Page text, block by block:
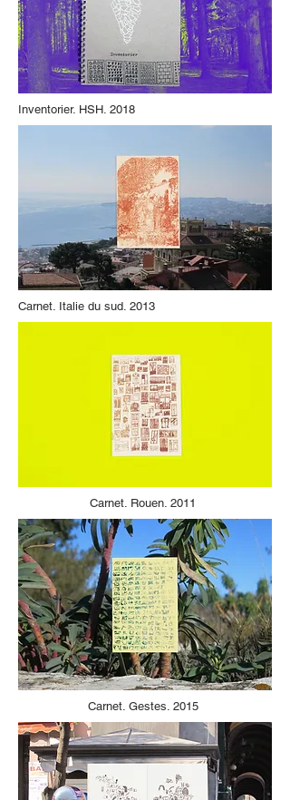
Inventorier. HSH. 2018
Carnet. Italie du sud. 2013
Carnet. Rouen. 2011
Carnet. Gestes. 2015